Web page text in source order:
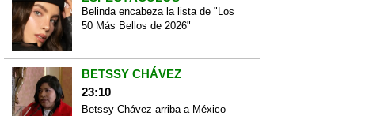
Belinda encabeza la lista de "Los
50 Más Bellos de 2026"
BETSSY CHÁVEZ
23:10
Betssy Chávez arriba a México